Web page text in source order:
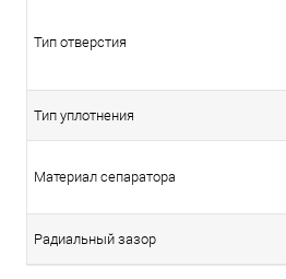
Тип отверстия
Тип уплотнения
Материал сепаратора
Радиальный зазор